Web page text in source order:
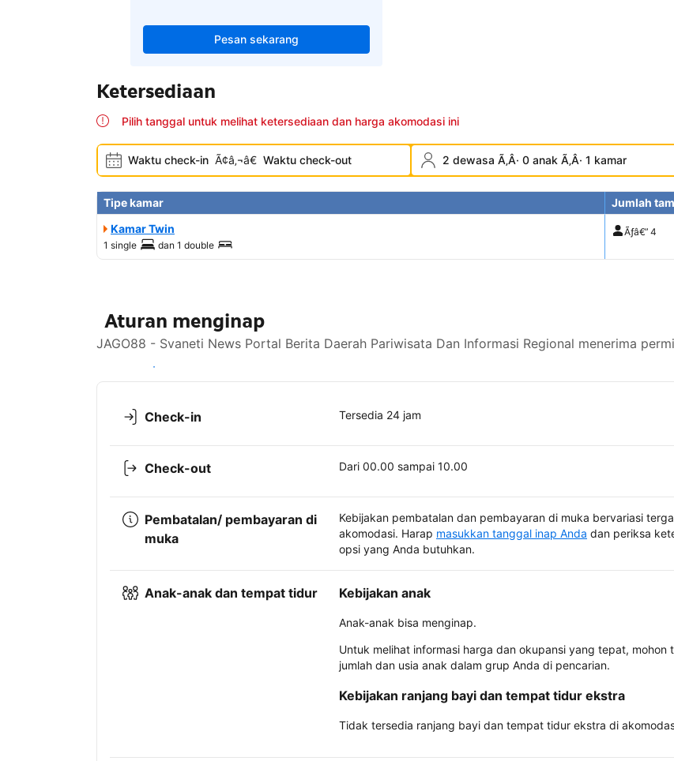
Pesan sekarang
Ketersediaan
Pilih tanggal untuk melihat ketersediaan dan harga akomodasi ini
Waktu check-in Ã¢â‚¬â€ Waktu check-out 2 dewasa Ã‚Â· 0 anak Ã‚Â· 1 kamar
Tipe kamar
Jumlah
Kamar Twin
1 single dan 1 double
Ãƒâ€” 4
Aturan menginap
JAGO88 - Svaneti News Portal Berita Daerah Pariwisata Dan Informasi Regional menerima
Lihat ketersediaan
Check-in Tersedia 24 jam
Check-out Dari 00.00 sampai 10.00
Pembatalan/ pembayaran di
muka
Kebijakan pembatalan dan pembayaran di muka bervariasi
akomodasi. Harap masukkan tanggal inap Anda dan periksa
opsi yang Anda butuhkan.
Anak-anak dan tempat tidur Kebijakan anak
Anak-anak bisa menginap.
Untuk melihat informasi harga dan okupansi yang tepat, mohon
jumlah dan usia anak dalam grup Anda di pencarian.
Kebijakan ranjang bayi dan tempat tidur ekstra
Tidak tersedia ranjang bayi dan tempat tidur ekstra di